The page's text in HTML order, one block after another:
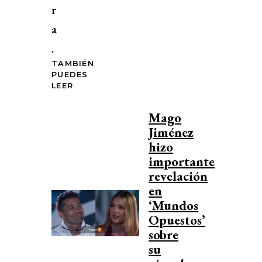
r
a
.
TAMBIÉN
PUEDES
LEER
Mago
Jiménez
hizo
importante
revelación
en
‘Mundos
Opuestos’
sobre
su